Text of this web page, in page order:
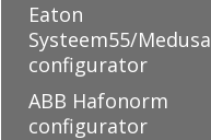
Eaton
Systeem55/Medusa
configurator
ABB Hafonorm
configurator